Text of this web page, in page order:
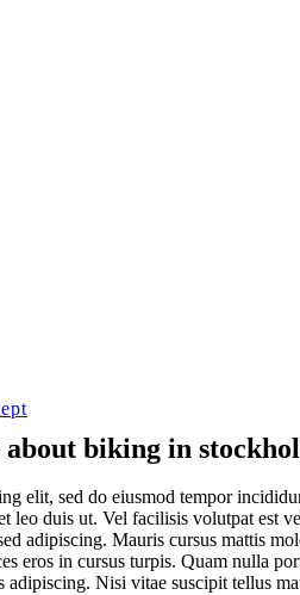
biking in
elit, sed do eiusmod tempor
leo duis ut. Vel facilisis volutpat est
adipiscing. Mauris cursus mattis
eros in cursus turpis. Quam nulla
Nisi vitae suscipit tellus